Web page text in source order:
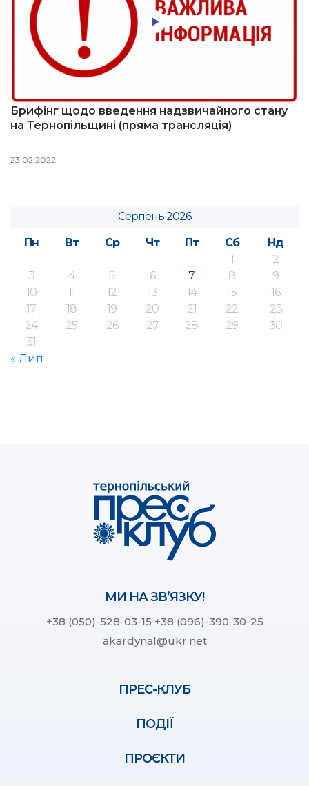
Брифінг щодо введення надзвичайного стану
на Тернопільщині (пряма трансляція)
23.02.2022
Серпень 2026
Пн
Вт Ср Чт Пт Сб
Нд
1
2
3
4 5 6 7 8
9
10
11 12 13 14 15
16
17
18 19 20 21 22
23
24
25 26 27 28 29
30
31
« Лип
МИ НА ЗВ’ЯЗКУ!
+38 (050)-528-03-15 +38 (096)-390-30-25
akardynal@ukr.net
ПРЕС-КЛУБ
ПОДІЇ
ПРОЄКТИ